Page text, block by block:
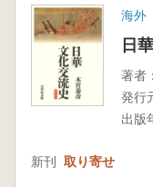
海外
日
著者：
発行
出版
新刊 取り寄せ